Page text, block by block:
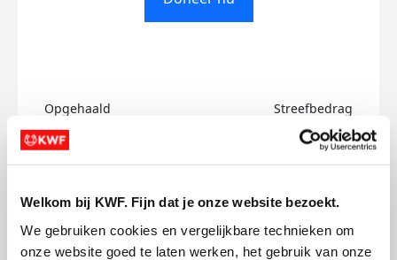
Welkom bij KWF. Fijn dat je onze website bezoekt.
We gebruiken cookies en vergelijkbare technieken om
onze website goed te laten werken, het gebruik van onze
Opgehaald
€0
Streefbedrag
€500
Celmo's badges